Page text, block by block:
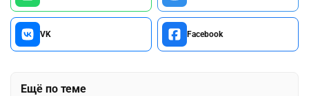
VK Facebook
Ещё по теме